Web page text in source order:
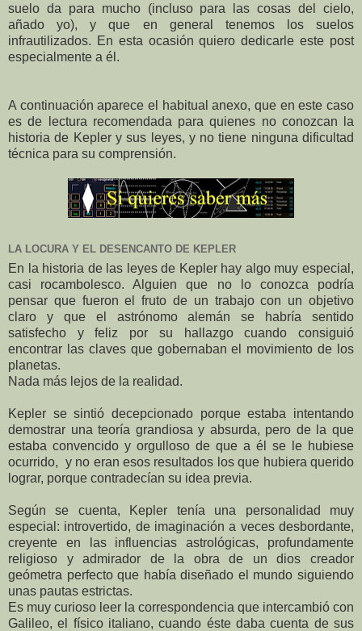
suelo da para mucho (incluso para las cosas del cielo,
añado yo), y que en general tenemos los suelos
infrautilizados. En esta ocasión quiero dedicarle este post
especialmente a él.
A continuación aparece el habitual anexo, que en este caso
es de lectura recomendada para quienes no conozcan la
historia de Kepler y sus leyes, y no tiene ninguna dificultad
técnica para su comprensión.
LA LOCURA Y EL DESENCANTO DE KEPLER
En la historia de las leyes de Kepler hay algo muy especial,
casi rocambolesco. Alguien que no lo conozca podría
pensar que fueron el fruto de un trabajo con un objetivo
claro y que el astrónomo alemán se habría sentido
satisfecho y feliz por su hallazgo cuando consiguió
encontrar las claves que gobernaban el movimiento de los
planetas.
Nada más lejos de la realidad.
Kepler se sintió decepcionado porque estaba intentando
demostrar una teoría grandiosa y absurda, pero de la que
estaba convencido y orgulloso de que a él se le hubiese
ocurrido, y no eran esos resultados los que hubiera querido
lograr, porque contradecían su idea previa.
Según se cuenta, Kepler tenía una personalidad muy
especial: introvertido, de imaginación a veces desbordante,
creyente en las influencias astrológicas, profundamente
religioso y admirador de la obra de un dios creador
geómetra perfecto que había diseñado el mundo siguiendo
unas pautas estrictas.
Es muy curioso leer la correspondencia que intercambió con
Galileo, el físico italiano, cuando éste daba cuenta de sus